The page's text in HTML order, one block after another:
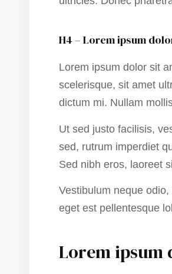
H4 – Lorem ipsum
Lorem ipsum dolor sit
scelerisque, sit amet
dictum mi. Nullam
Ut sed justo facilisis,
sed, rutrum imperdiet
Sed nibh eros, laoreet
Vestibulum neque
eget est pellentesque
Lorem ipsum